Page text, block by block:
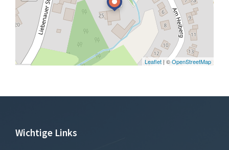
Leaflet | ©OpenStreetMap
Wichtige Links